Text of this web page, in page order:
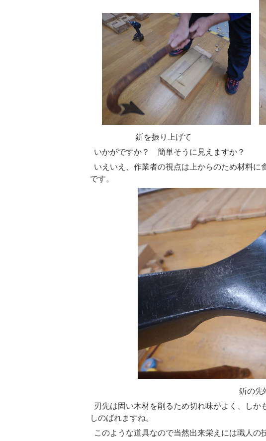
釿を振り上げて 振り下
いかがですか？ 簡単そうに見えますか？
いえいえ、作業者の視点は上からのため材料
です。
釿の先
刃先は固い木材を削るため切れ味がよく、し
しのばれますね。
このような道具なので当然出来栄えには職人